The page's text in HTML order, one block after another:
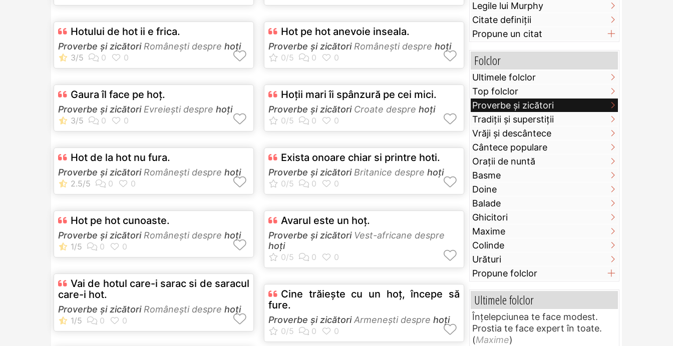
Hotului de hot ii e frica.
Proverbe și zicătoriRomâneşti despre hoţi
Gaura îl face pe hoţ.
Proverbe și zicătoriEvreieşti despre hoţi
Hot de la hot nu fura.
Proverbe și zicătoriRomâneşti despre hoţi
Hot pe hot cunoaste.
Proverbe și zicătoriRomâneşti despre hoţi
Vai de hotul care-i sarac si de saracul
care-i hot.
Proverbe și zicătoriRomâneşti despre hoţi
Hot pe hot anevoie inseala.
Proverbe și zicătoriRomâneşti despre hoţi
Hoţii mari îi spânzură pe cei mici.
Proverbe și zicătoriCroate despre hoţi
Exista onoare chiar si printre hoti.
Proverbe și zicătoriBritanice despre hoţi
Avarul este un hoţ.
Proverbe și zicătoriVest-africane despre
hoţi
Cine trăieşte cu un hoţ, începe să
fure.
Proverbe și zicătoriArmeneşti despre hoţi
Legile lui Murphy
Citate definiţii
Propune un citat
Folclor
Ultimele folclor
Top folclor
Proverbe și zicători
Tradiții și superstiții
Vrăji și descântece
Cântece populare
Orații de nuntă
Basme
Doine
Balade
Ghicitori
Maxime
Colinde
Urături
Propune folclor
Ultimele folclor
Înțelepciunea te face modest.
Prostia te face expert în toate.
(Maxime)